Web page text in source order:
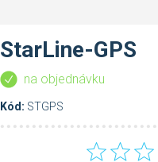
StarLine-GPS
na objednávku
Kód: STGPS